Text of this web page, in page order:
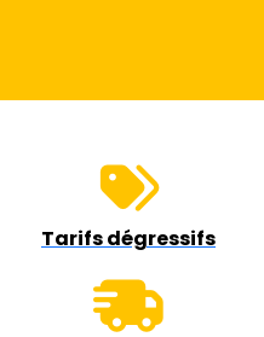
Tarifs dégressifs